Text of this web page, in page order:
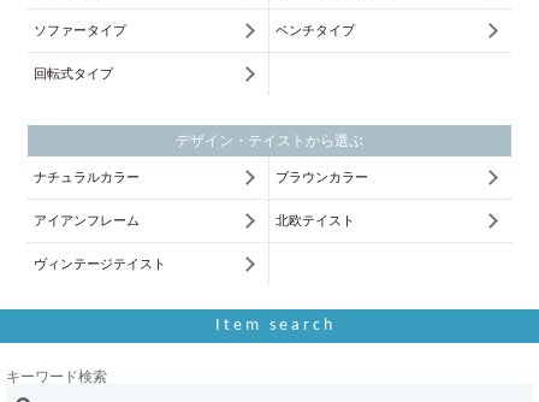
ソファータイプ ベンチタイプ
回転式タイプ
デザイン・テイストから選ぶ
ナチュラルカラー ブラウンカラー
アイアンフレーム 北欧テイスト
ヴィンテージテイスト
Item search
キーワード検索